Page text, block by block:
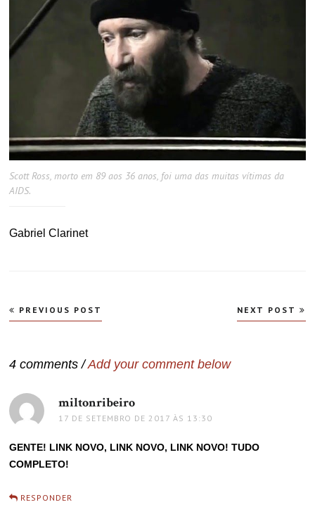
Scott Ross, morto em 89 aos 36 anos, foi uma das muitas vítimas da
AIDS.
Gabriel Clarinet
Navegação
de
PREVIOUS POST NEXT POST
4 comments /Add your comment below
miltonribeiro
17 DE SETEMBRO DE 2017 ÀS 13:30
GENTE! LINK NOVO, LINK NOVO, LINK NOVO! TUDO
COMPLETO!
RESPONDER